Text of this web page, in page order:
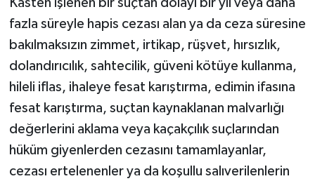
Kasten işlenen bir suçtan dolayı bir yıl veya daha
fazla süreyle hapis cezası alan ya da ceza süresine
bakılmaksızın zimmet, irtikap, rüşvet, hırsızlık,
dolandırıcılık, sahtecilik, güveni kötüye kullanma,
hileli iflas, ihaleye fesat karıştırma, edimin ifasına
fesat karıştırma, suçtan kaynaklanan malvarlığı
değerlerini aklama veya kaçakçılık suçlarından
hüküm giyenlerden cezasını tamamlayanlar,
cezası ertelenenler ya da koşullu salıverilenlerin